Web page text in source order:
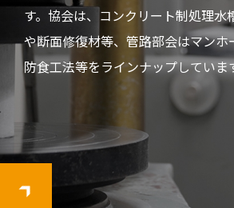
す。協会は、コンクリート制処理水
や断面修復材等、管路部会はマンホ
防食工法等をラインナップしていま